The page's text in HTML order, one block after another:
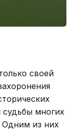
своей
многих
Одним из них